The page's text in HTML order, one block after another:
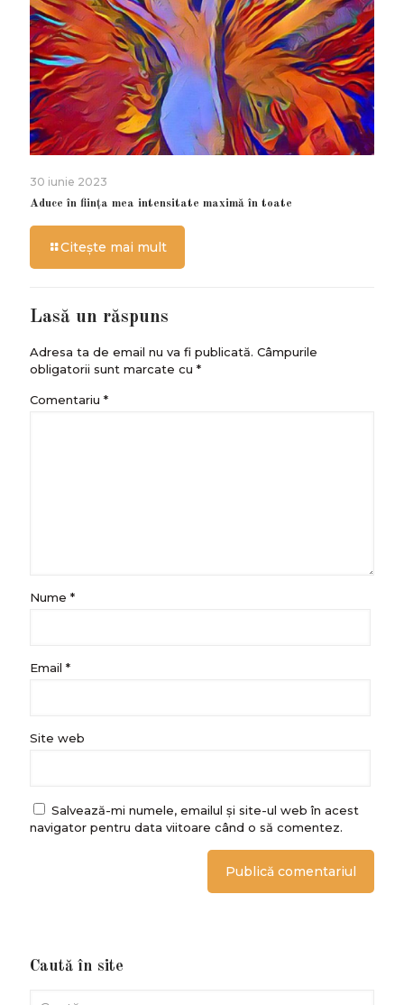
30 iunie 2023
Aduce în ființa mea intensitate maximă în toate
Citește mai mult
Lasă un răspuns
Adresa ta de email nu va fi publicată. Câmpurile
obligatorii sunt marcate cu *
Comentariu *
Nume *
Email *
Site web
Salvează-mi numele, emailul și site-ul web în acest
navigator pentru data viitoare când o să comentez.
Caută în site